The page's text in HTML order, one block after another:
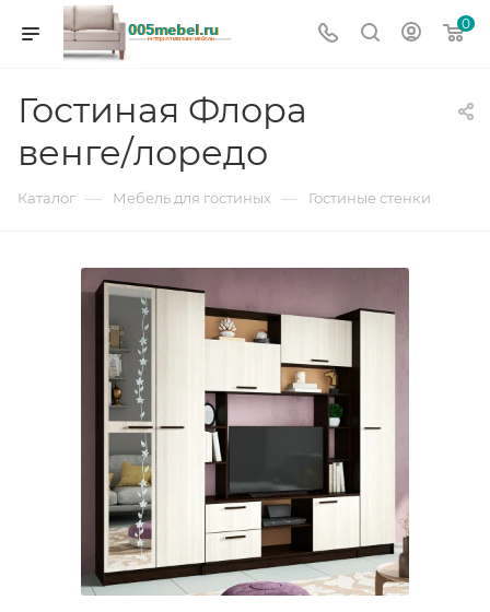
0
Гостиная Флора
венге/лоредо
Каталог — Мебель для гостиных — Гостиные стенки